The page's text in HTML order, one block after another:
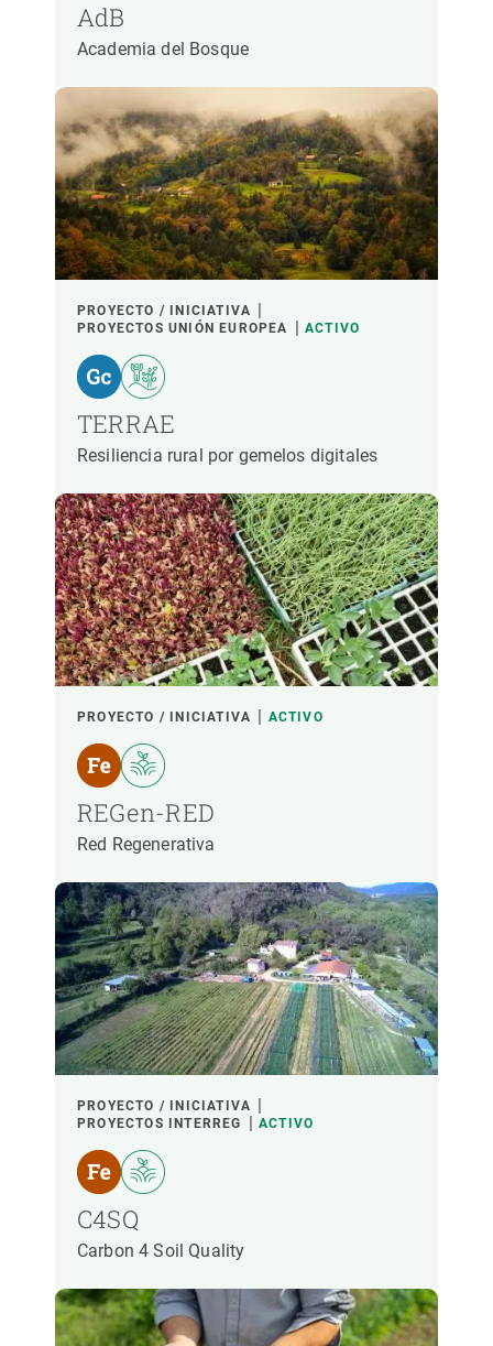
FINANCIACIÓN
AÑO DE INICIO
LIDERAZGO CREAF LIDERAZGO EXTERNO
- CUALQUIERA - ACTIVO
AdB
Academia del Bosque
PROYECTO / INICIATIVA
PROYECTOS UNIÓN EUROPEA
ACTIVO
TERRAE
Resiliencia rural por gemelos digitales
PROYECTO / INICIATIVA ACTIVO
REGen-RED
Red Regenerativa
PROYECTO / INICIATIVA
PROYECTOS INTERREG
ACTIVO
C4SQ
Carbon 4 Soil Quality